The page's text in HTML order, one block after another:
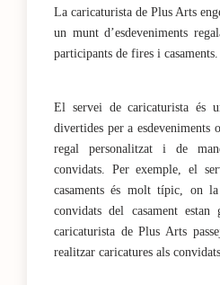
La caricaturista de Plus Arts
un munt d’esdeveniments
participants de fires i casaments.
El servei de caricaturista és
divertides per a esdeveniments
regal personalitzat i de
convidats. Per exemple, el
casaments és molt típic, on
convidats del casament
caricaturista de Plus Arts
realitzar caricatures als convidats.